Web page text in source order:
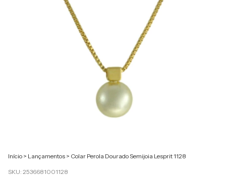
Início > Lançamentos > Colar Perola Dourado Semijoia Lesprit 1128
SKU: 2536681001128